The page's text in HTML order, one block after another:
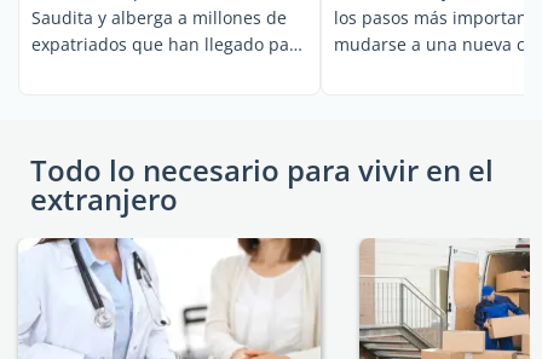
Saudita y alberga a millones de
expatriados que han llegado para
los pasos más
mudarse a una nueva
Todo lo necesario para vivir en el
extranjero